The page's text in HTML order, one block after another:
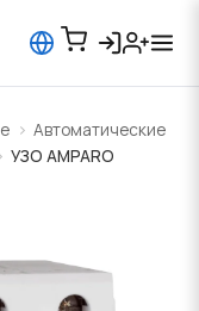
Автоматические
УЗО AMPARO